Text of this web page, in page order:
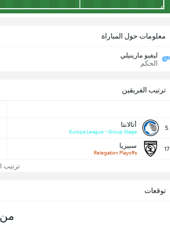
معلومات حول المباراة
ليفيو مارينيلي
الحكم
ترتيب الفريقين
5 أتالانتا
Europa League - Group Stage
17 سبيزيا
Relegation Playoffs
ترتيب
توقعات